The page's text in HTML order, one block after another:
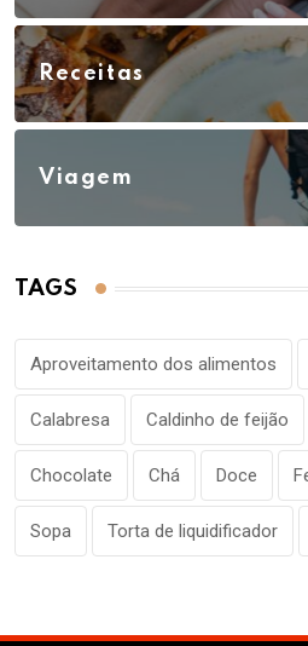
Receitas
Viagem
TAGS
Aproveitamento dos alimentos
Calabresa Caldinho de feijão
Chocolate Chá Doce
Sopa Torta de liquidificador